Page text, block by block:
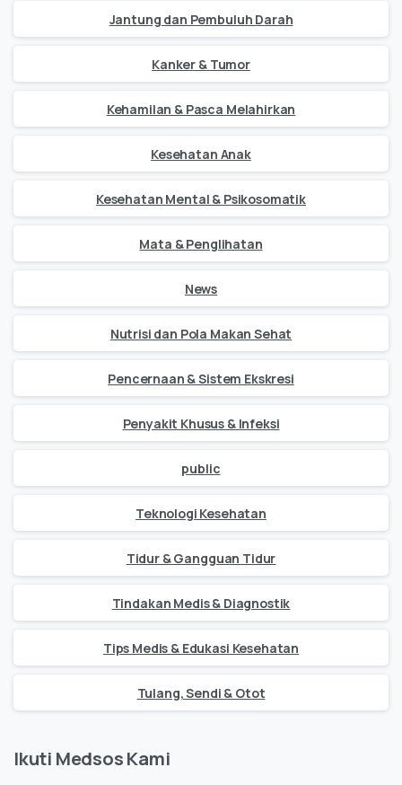
Jantung dan Pembuluh Darah
Kanker & Tumor
Kehamilan & Pasca Melahirkan
Kesehatan Anak
Kesehatan Mental & Psikosomatik
Mata & Penglihatan
News
Nutrisi dan Pola Makan Sehat
Pencernaan & Sistem Ekskresi
Penyakit Khusus & Infeksi
public
Teknologi Kesehatan
Tidur & Gangguan Tidur
Tindakan Medis & Diagnostik
Tips Medis & Edukasi Kesehatan
Tulang, Sendi & Otot
Ikuti Medsos Kami